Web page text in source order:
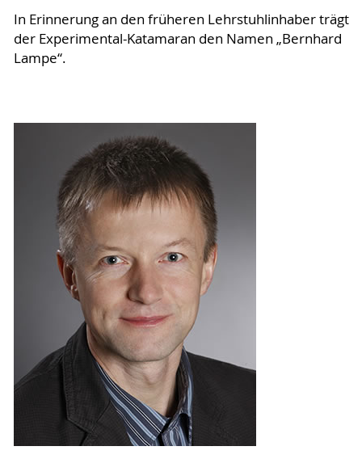
In Erinnerung an den früheren Lehrstuhlinhaber trägt
der Experimental-Katamaran den Namen „Bernhard
Lampe“.